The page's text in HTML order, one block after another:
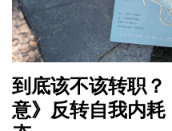
到底该不该转职
意》反转自我内